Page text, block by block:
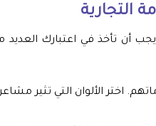
التجارية
يجب أن تأخذ في اعتبارك
اختر الألوان التي تثير